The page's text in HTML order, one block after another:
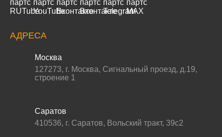
АДРЕСА
Москва
127273, г. Москва, Сигнальный проезд, д.19,
строение 1
Саратов
410536, г. Саратов, Вольский тракт, 39с2